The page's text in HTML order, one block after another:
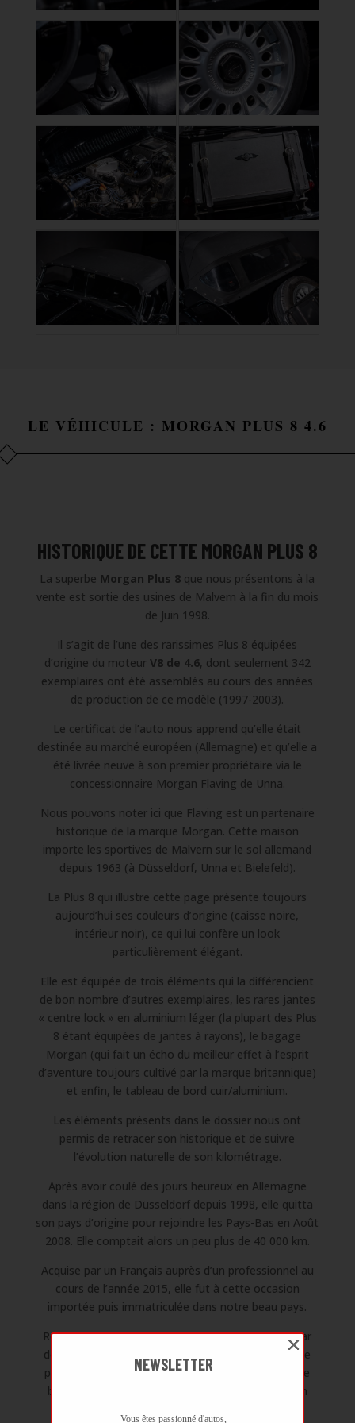
LE VÉHICULE : MORGAN PLUS 8 4.6
HISTORIQUE DE CETTE MORGAN PLUS 8
La superbe Morgan Plus 8 que nous présentons à la
vente est sortie des usines de Malvern à la fin du mois
de Juin 1998.
Il s’agit de l’une des rarissimes Plus 8 équipées
d’origine du moteur V8 de 4.6, dont seulement 342
exemplaires ont été assemblés au cours des années
de production de ce modèle (1997-2003).
Le certificat de l’auto nous apprend qu’elle était
destinée au marché européen (Allemagne) et qu’elle a
été livrée neuve à son premier propriétaire via le
concessionnaire Morgan Flaving de Unna.
Nous pouvons noter ici que Flaving est un partenaire
historique de la marque Morgan. Cette maison
importe les sportives de Malvern sur le sol allemand
depuis 1963 (à Düsseldorf, Unna et Bielefeld).
La Plus 8 qui illustre cette page présente toujours
aujourd’hui ses couleurs d’origine (caisse noire,
intérieur noir), ce qui lui confère un look
particulièrement élégant.
Elle est équipée de trois éléments qui la différencient
de bon nombre d’autres exemplaires, les rares jantes
« centre lock » en aluminium léger (la plupart des Plus
8 étant équipées de jantes à rayons), le bagage
Morgan (qui fait un écho du meilleur effet à l’esprit
d’aventure toujours cultivé par la marque britannique)
et enfin, le tableau de bord cuir/aluminium.
Les éléments présents dans le dossier nous ont
permis de retracer son historique et de suivre
l’évolution naturelle de son kilométrage.
Après avoir coulé des jours heureux en Allemagne
dans la région de Düsseldorf depuis 1998, elle quitta
son pays d’origine pour rejoindre les Pays-Bas en Août
2008. Elle comptait alors un peu plus de 40 000 km.
Acquise par un Français auprès d’un professionnel au
cours de l’année 2015, elle fut à cette occasion
importée puis immatriculée dans notre beau pays.
Régulièrement entretenue ces dernières années par
des spécialistes du Nord-Est de la France comme le
présentent les factures du dossier historique, cette
belle Plus 8 fut cédée à son dernier propriétaire en
NEWSLETTER
Vous êtes passionné d'autos,